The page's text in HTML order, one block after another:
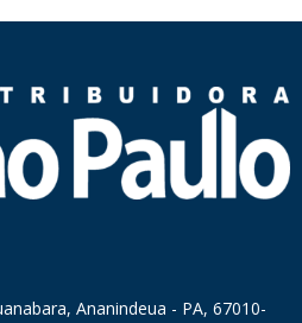
Ananindeua - PA, 67010-